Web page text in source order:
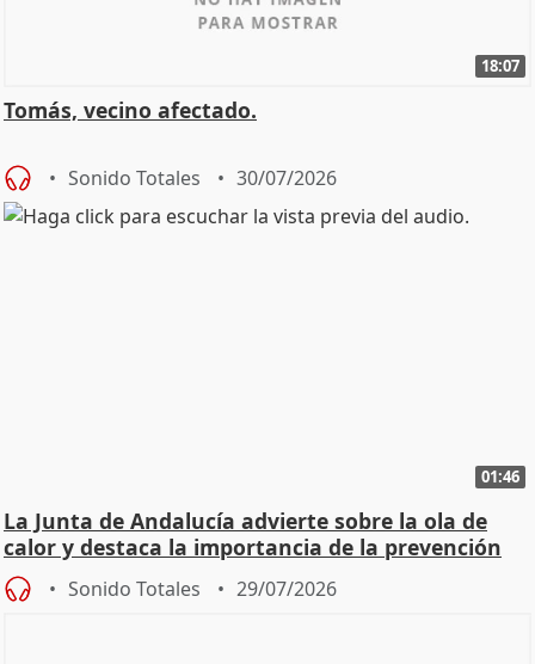
18:07
Tomás, vecino afectado.
Sonido Totales 30/07/2026
01:46
La Junta de Andalucía advierte sobre la ola de
calor y destaca la importancia de la prevención
Sonido Totales 29/07/2026